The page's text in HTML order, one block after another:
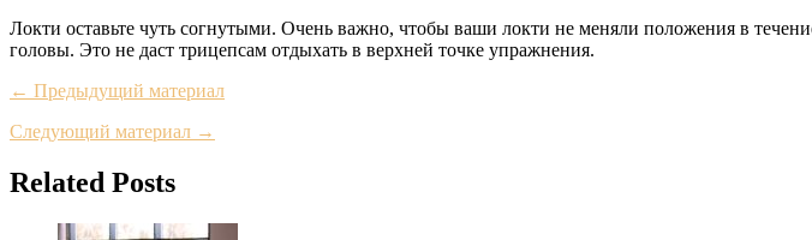
Локти оставьте чуть согнутыми. Очень важно, чтобы ваши локти не меняли положения в
головы. Это не даст трицепсам отдыхать в верхней точке упражнения.
← Предыдущий материал
Следующий материал →
Related Posts